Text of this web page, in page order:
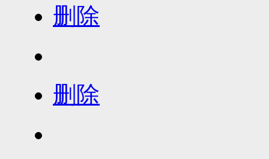
删除
删除